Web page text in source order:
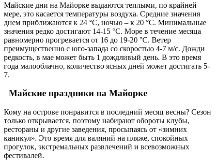
Майские дни на Майорке выдаются теплыми, по крайней
мере, это касается температуры воздуха. Средние значения
днем приближаются к 24 °С, ночью – к 20 °С. Минимальные
значения редко достигают 14-15 °С. Море в течение месяца
равномерно прогревается от 16 до 19-20 °С. Ветер
преимущественно с юго-запада со скоростью 4-7 м/с. Дожди
редкость, в мае может быть 1 дождливый день. В это время
года малооблачно, количество ясных дней может достигать 5-
7.
Майские праздники на Майорке
Кому на острове понравится в последний месяц весны? Сезон
только открывается, поэтому набирают обороты клубы,
рестораны и другие заведения, просыпаясь от «зимних
каникул». Это время для валяний на пляже, спокойных
прогулок, экстремальных развлечений и всевозможных
фестивалей.